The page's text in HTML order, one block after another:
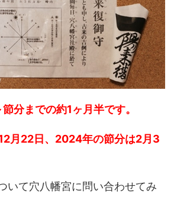
分までの約1ヶ月半です。
月22日、2024年の節分は2月3
いて穴八幡宮に問い合わせてみ